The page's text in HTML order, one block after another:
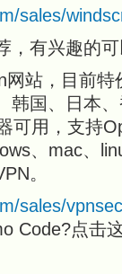
sales/
，有兴趣的
站，目前
韩国、日本
可用，支持
、mac、
。
sales/
Code?点击